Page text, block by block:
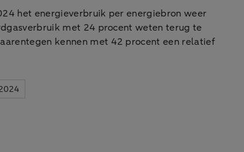
het energieverbruik per energiebron weer
met 24 procent weten terug te
kennen met 42 procent een relatief